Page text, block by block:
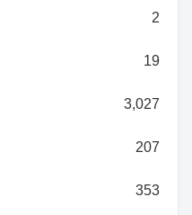
2
19
3,027
207
353